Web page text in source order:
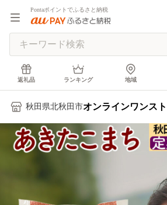
Pontaポイントでふるさと納税
返礼品 ランキング 地域
秋田県北秋田市オンラインワンス